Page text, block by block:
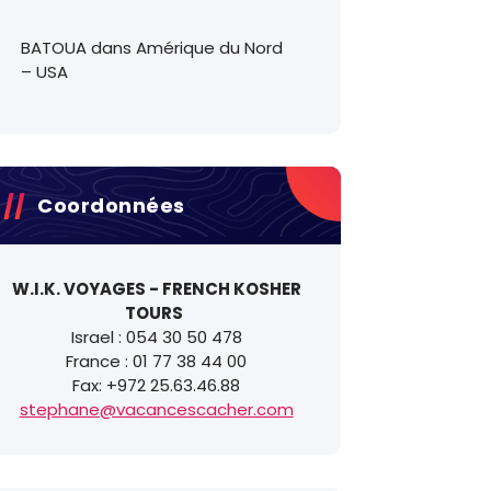
BATOUAdansAmérique du Nord
– USA
Coordonnées
W.I.K. VOYAGES - FRENCH KOSHER
TOURS
Israel : 054 30 50 478
France : 01 77 38 44 00
Fax: +972 25.63.46.88
stephane@vacancescacher.com
Nom:*